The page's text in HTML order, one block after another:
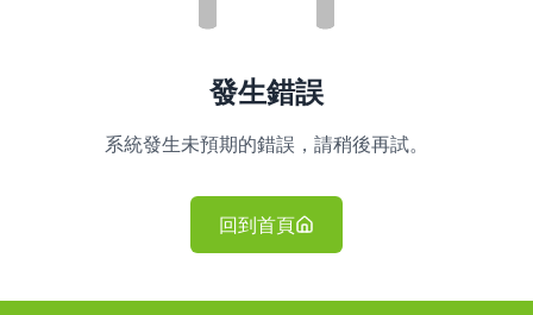
發生錯誤
系統發生未預期的錯誤，請稍後再試。
回到首頁